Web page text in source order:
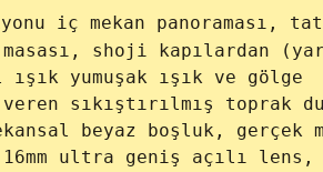
iç mekan panoraması,
shoji kapılardan
yumuşak ışık ve gölge
sıkıştırılmış toprak
beyaz boşluk, gerçek
ultra geniş açılı